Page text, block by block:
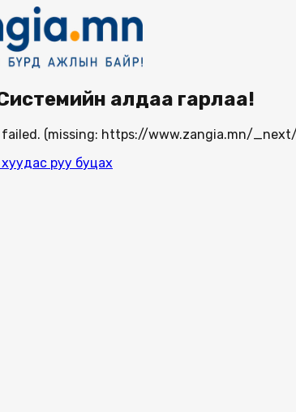
алдаа гарлаа!
failed. (missing: https://www.zangia.mn/
руу буцах